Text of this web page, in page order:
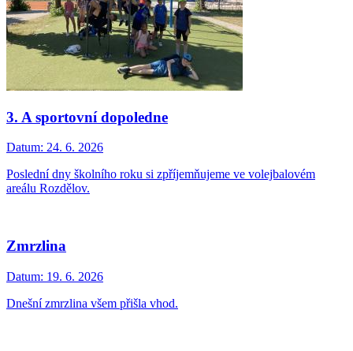
3. A sportovní dopoledne
Datum: 24. 6. 2026
Poslední dny školního roku si zpříjemňujeme ve volejbalovém
areálu Rozdělov.
Zmrzlina
Datum: 19. 6. 2026
Dnešní zmrzlina všem přišla vhod.